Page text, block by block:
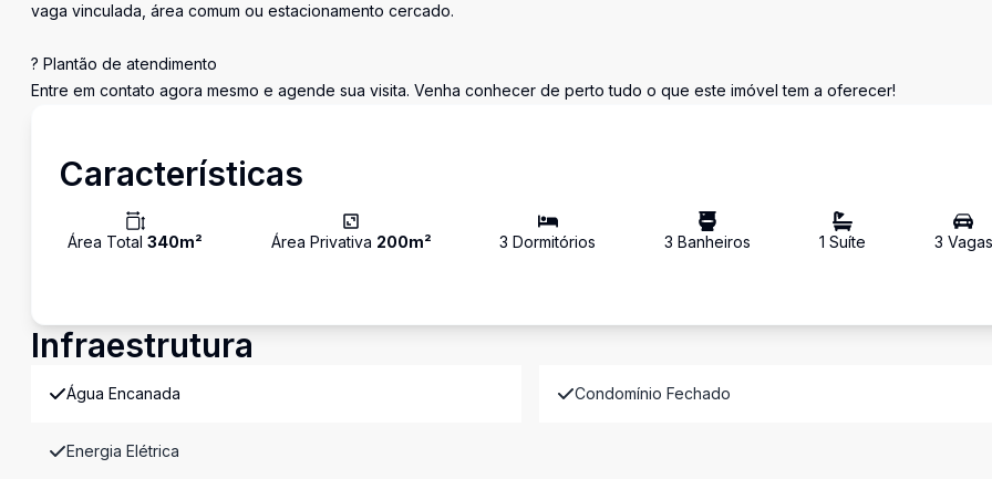
vaga vinculada, área comum ou estacionamento cercado.
? Plantão de atendimento
Entre em contato agora mesmo e agende sua visita. Venha conhecer de perto tudo o que este imóvel tem a oferecer!
Características
Área Total 340m² Área Privativa 200m² 3 Dormitórios 3 Banheiros 1 Suíte 3 Vagas
Infraestrutura
Água Encanada Condomínio Fechado
Energia Elétrica